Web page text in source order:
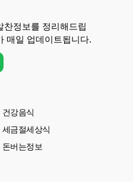
찬정보를 정리해드립
매일 업데이트됩니다.
건강음식
세금절세상식
돈버는정보